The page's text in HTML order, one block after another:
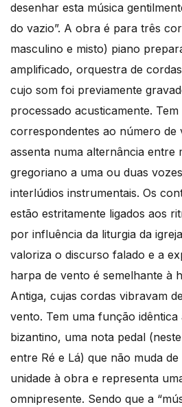
desenhar esta música
do vazio”. A obra é para três
masculino e misto) piano
amplificado, orquestra de
cujo som foi previamente
processado acusticamente.
correspondentes ao número de
assenta numa alternância entre
gregoriano a uma ou duas
interlúdios instrumentais. Os
estão estritamente ligados aos
por influência da liturgia da
valoriza o discurso falado e a
harpa de vento é semelhante à
Antiga, cujas cordas vibravam
vento. Tem uma função
bizantino, uma nota pedal
entre Ré e Lá) que não muda
unidade à obra e representa
omnipresente. Sendo que a